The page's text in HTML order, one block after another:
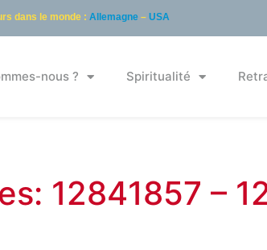
dans le monde : Allemagne– USA
nous ? Spiritualité
12841857 –